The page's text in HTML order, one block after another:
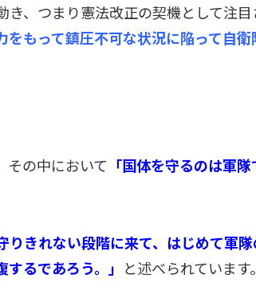
、つまり憲法改正の契機として注
をもって鎮圧不可な状況に陥って自
その中において 「国体を守るのは軍
りきれない段階に来て、はじめて軍
るであろう。」 と述べられています。